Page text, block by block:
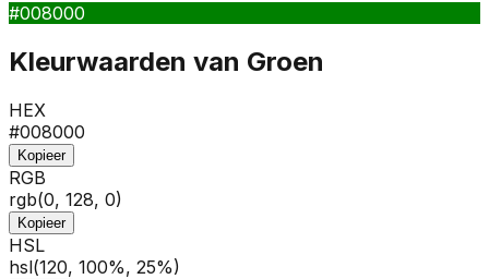
#008000
Kleurwaarden van Groen
HEX
#008000
Kopieer
RGB
rgb(0, 128, 0)
Kopieer
HSL
hsl(120, 100%, 25%)